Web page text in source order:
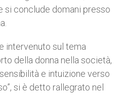
si conclude domani presso
intervenuto sul tema
della donna nella società,
e intuizione verso
si è detto rallegrato nel